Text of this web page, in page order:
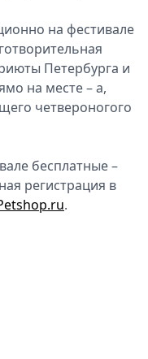
на фестивале
Петербурга и
на месте – а,
четвероногого
бесплатные –
регистрация в
p.ru.